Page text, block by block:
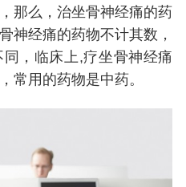
那么，治坐骨神经痛的药
神经痛的药物不计其数，
同，临床上,疗坐骨神经痛
常用的药物是中药。